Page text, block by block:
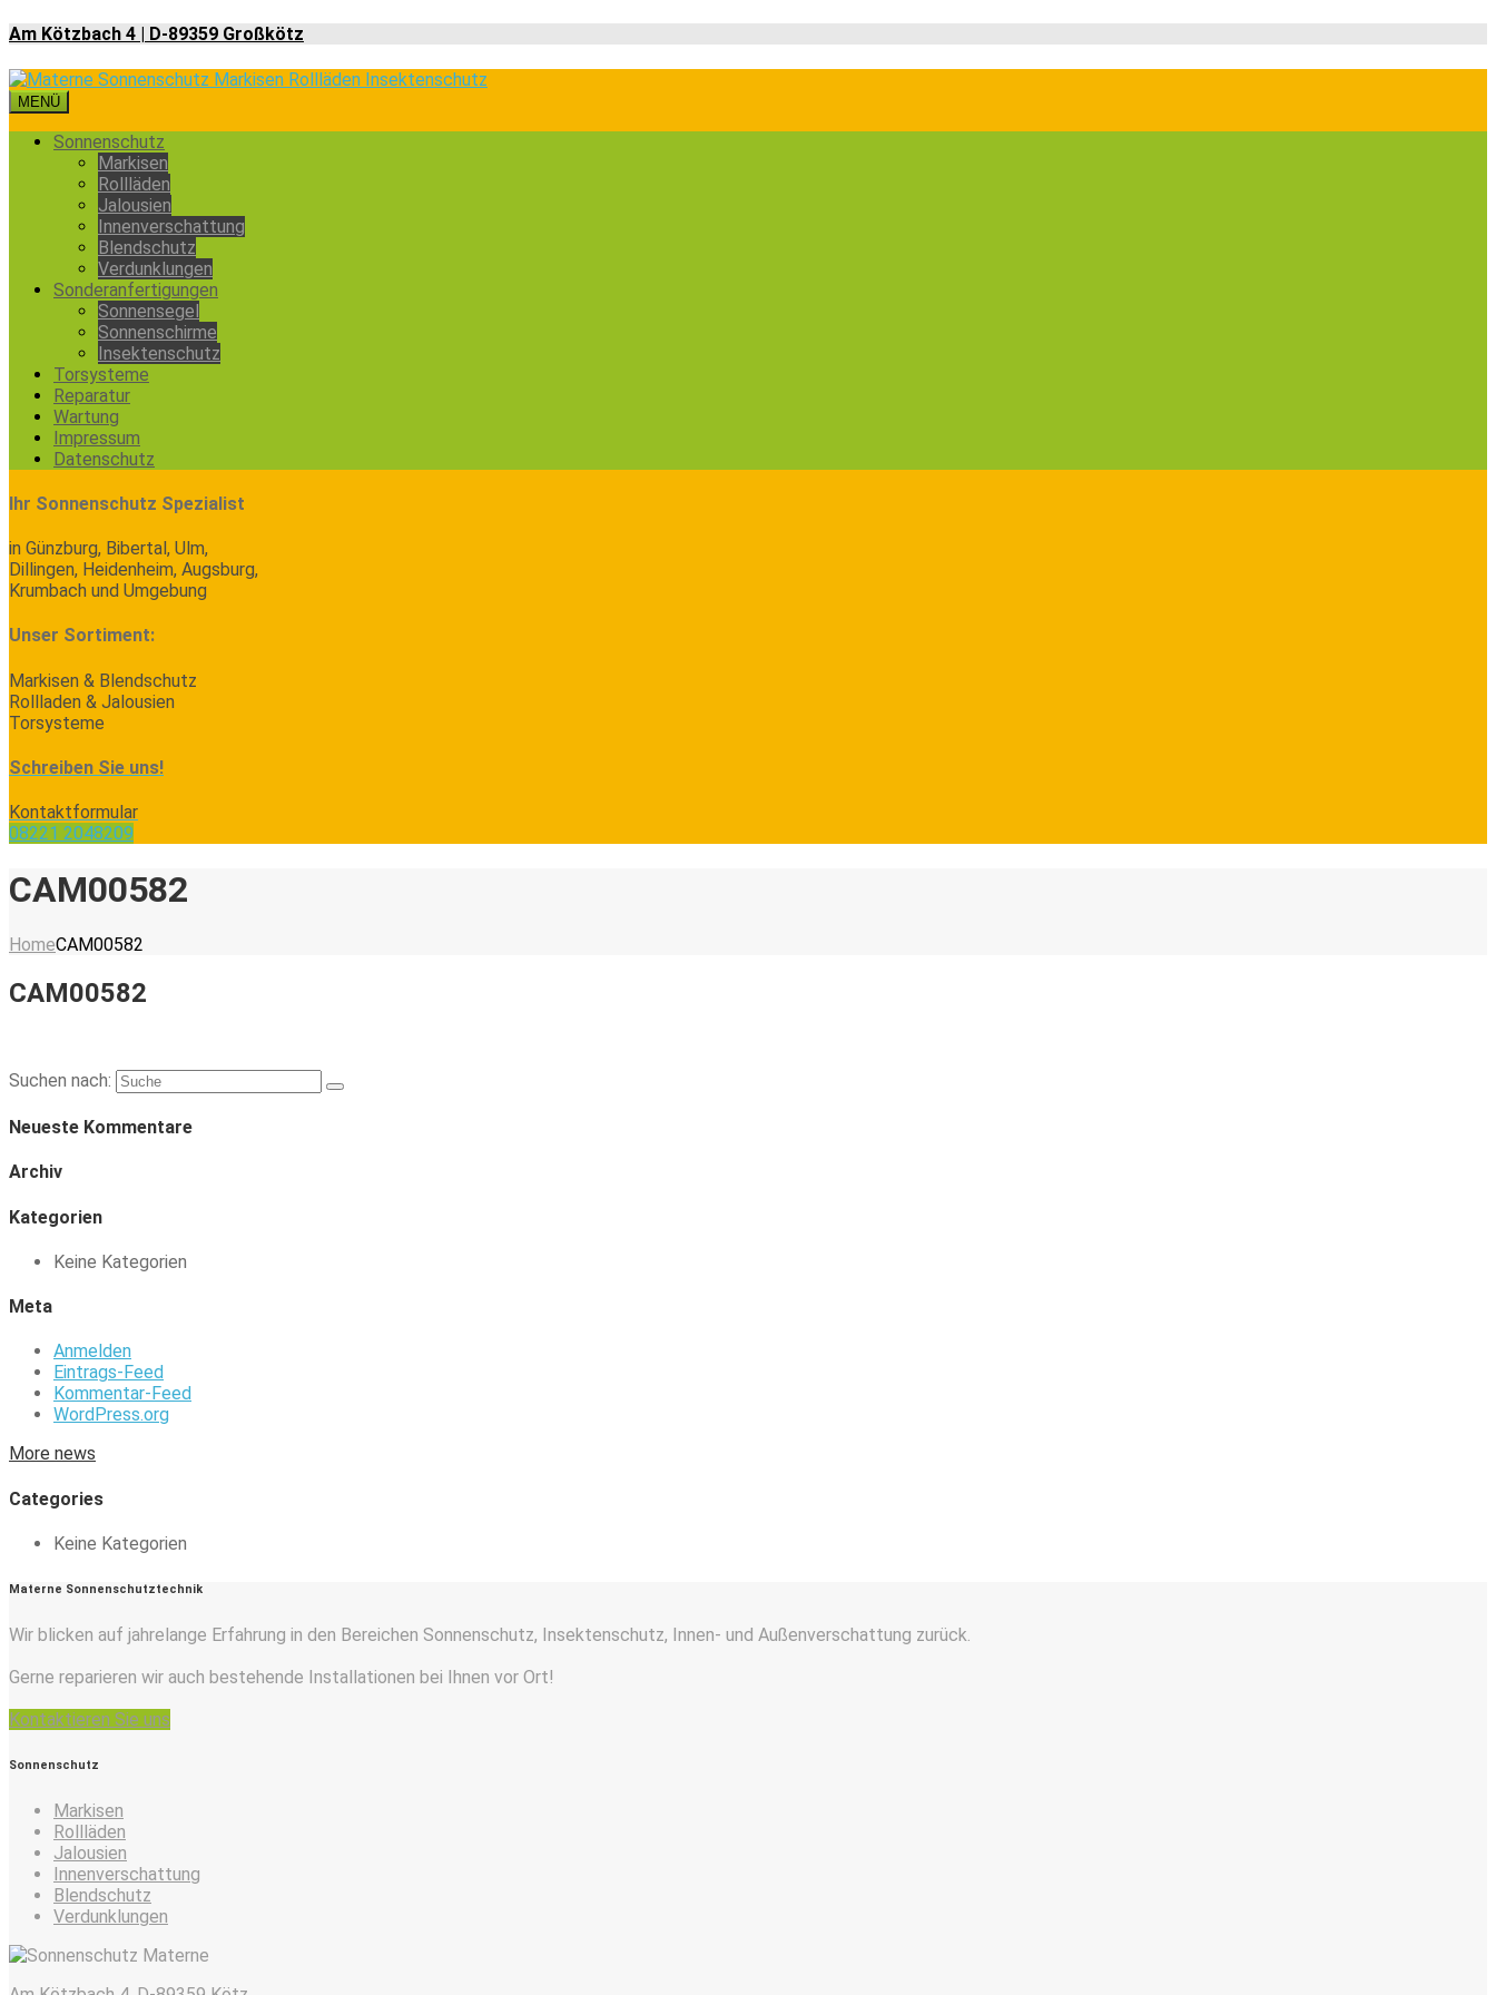
Am Kötzbach 4 | D-89359 Großkötz
MENÜ
Sonnenschutz
Markisen
Rollläden
Jalousien
Innenverschattung
Blendschutz
Verdunklungen
Sonderanfertigungen
Sonnensegel
Sonnenschirme
Insektenschutz
Torsysteme
Reparatur
Wartung
Impressum
Datenschutz
Ihr Sonnenschutz Spezialist
in Günzburg, Bibertal, Ulm,
Dillingen, Heidenheim, Augsburg,
Krumbach und Umgebung
Unser Sortiment:
Markisen & Blendschutz
Rollladen & Jalousien
Torsysteme
Schreiben Sie uns!
Kontaktformular
08221 2048209
CAM00582
HomeCAM00582
CAM00582
Suchen nach:
Neueste Kommentare
Archiv
Kategorien
Keine Kategorien
Meta
Anmelden
Eintrags-Feed
Kommentar-Feed
WordPress.org
More news
Categories
Keine Kategorien
Materne Sonnenschutztechnik
Wir blicken auf jahrelange Erfahrung in den Bereichen Sonnenschutz, Insektenschutz, Innen- und Außenverschattung zurück.
Gerne reparieren wir auch bestehende Installationen bei Ihnen vor Ort!
Kontaktieren Sie uns
Sonnenschutz
Markisen
Rollläden
Jalousien
Innenverschattung
Blendschutz
Verdunklungen